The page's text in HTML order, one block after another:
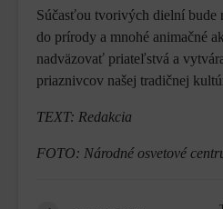
Súčasťou tvorivých dielní bude
do prírody a mnohé animačné
nadväzovať priateľstvá a
priaznivcov našej tradičnej
TEXT: Redakcia
FOTO: Národné osvetové